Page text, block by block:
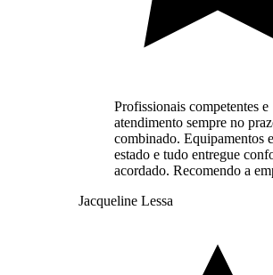
Profissionais competentes e
atendimento sempre no
combinado. Equipamentos
estado e tudo entregue
acordado. Recomendo a
Jacqueline Lessa